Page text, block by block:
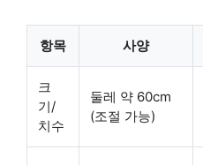
항목 사양
크
기/
치수
둘레 약 60cm
(조절 가능)